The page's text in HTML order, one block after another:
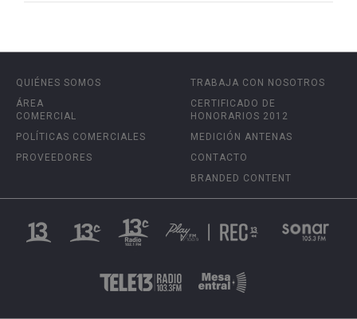
QUIÉNES SOMOS
ÁREA
COMERCIAL
POLÍTICAS COMERCIALES
PROVEEDORES
TRABAJA CON NOSOTROS
CERTIFICADO DE
HONORARIOS 2012
MEDICIÓN ANTENAS
CONTACTO
BRANDED CONTENT